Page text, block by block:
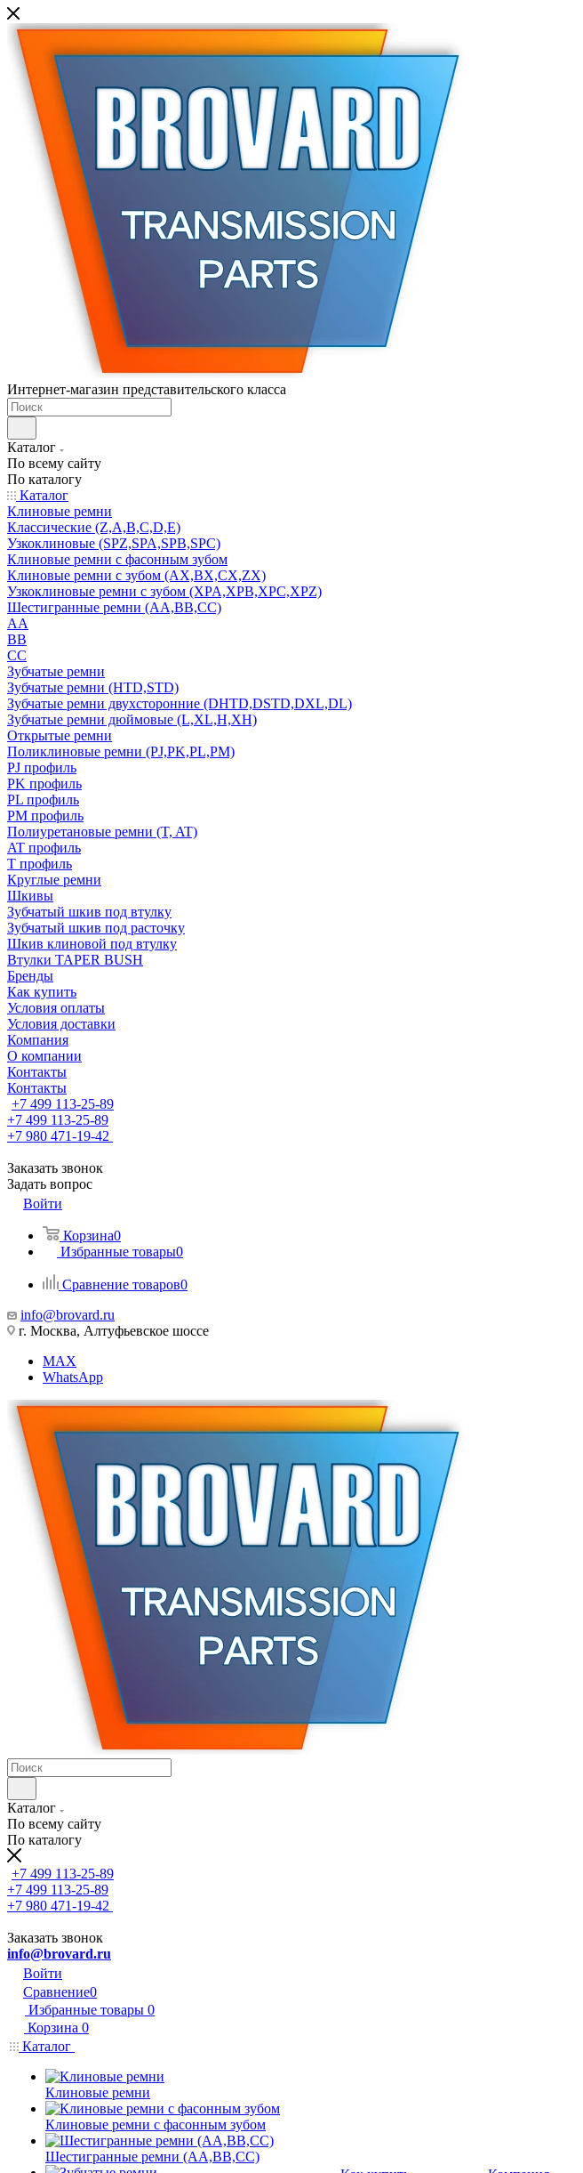
Интернет-магазин представительского класса
Каталог
По всему сайту
По каталогу
Каталог
Клиновые ремни
Классические (Z,A,B,C,D,E)
Узкоклиновые (SPZ,SPA,SPB,SPC)
Клиновые ремни с фасонным зубом
Клиновые ремни с зубом (AX,BX,CX,ZX)
Узкоклиновые ремни с зубом (XPA,XPB,XPC,XPZ)
Шестигранные ремни (AA,BB,CC)
AA
BB
CC
Зубчатые ремни
Зубчатые ремни (HTD,STD)
Зубчатые ремни двухсторонние (DHTD,DSTD,DXL,DL)
Зубчатые ремни дюймовые (L,XL,H,XH)
Открытые ремни
Поликлиновые ремни (PJ,PK,PL,PM)
PJ профиль
PK профиль
PL профиль
PM профиль
Полиуретановые ремни (T, AT)
AT профиль
T профиль
Круглые ремни
Шкивы
Зубчатый шкив под втулку
Зубчатый шкив под расточку
Шкив клиновой под втулку
Втулки TAPER BUSH
Бренды
Как купить
Условия оплаты
Условия доставки
Компания
О компании
Контакты
Контакты
+7 499 113-25-89
+7 499 113-25-89
+7 980 471-19-42
Заказать звонок
Задать вопрос
Войти
Корзина0
Избранные товары0
Сравнение товаров0
info@brovard.ru
г. Москва, Алтуфьевское шоссе
MAX
WhatsApp
Каталог
По всему сайту
По каталогу
+7 499 113-25-89
+7 499 113-25-89
+7 980 471-19-42
Заказать звонок
info@brovard.ru
Войти
Сравнение0
Избранные товары 0
Корзина 0
Каталог
Клиновые ремни
Клиновые ремни с фасонным зубом
Шестигранные ремни (AA,BB,CC)